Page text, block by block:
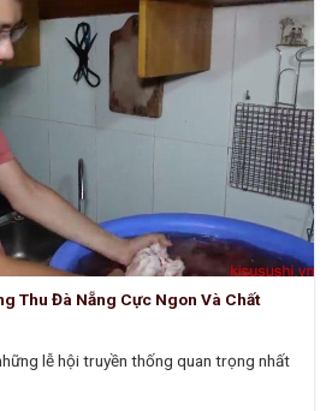
Thu Đà Nẵng Cực Ngon Và Chất
lễ hội truyền thống quan trọng nhất